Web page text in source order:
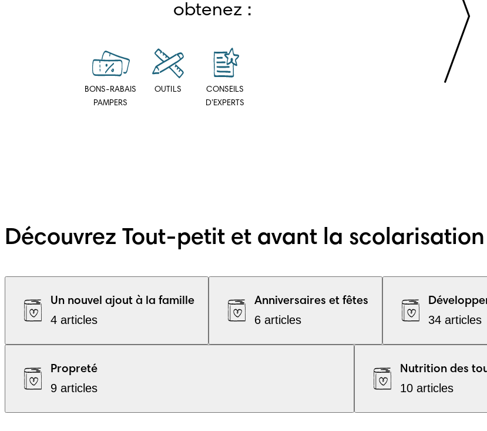
obtenez :
BONS-RABAIS
PAMPERS
OUTILS
CONSEILS
D’EXPERTS
Découvrez Tout-petit et avant la
Un nouvel ajout à la famille
4 articles
Anniversaires et fêtes
6 articles 34 articles
Propreté
9 articles
Nutrition des
10 articles